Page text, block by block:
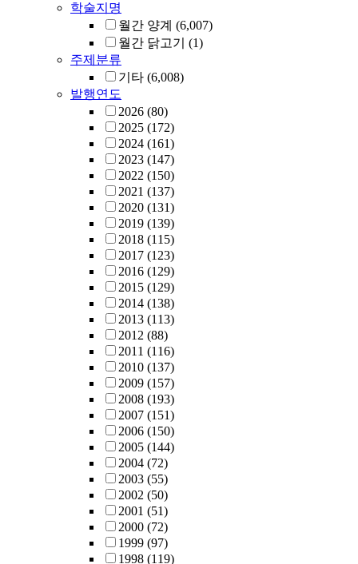
학술지명
월간 양계 (6,007)
월간 닭고기
(1)
주제분류
기타 (6,008)
발행연도
2026 (80)
2025 (172)
2024 (161)
2023 (147)
2022 (150)
2021 (137)
2020 (131)
2019 (139)
2018 (115)
2017 (123)
2016 (129)
2015 (129)
2014 (138)
2013 (113)
2012 (88)
2011 (116)
2010 (137)
2009 (157)
2008 (193)
2007 (151)
2006 (150)
2005 (144)
2004 (72)
2003 (55)
2002 (50)
2001 (51)
2000 (72)
1999 (97)
1998 (119)